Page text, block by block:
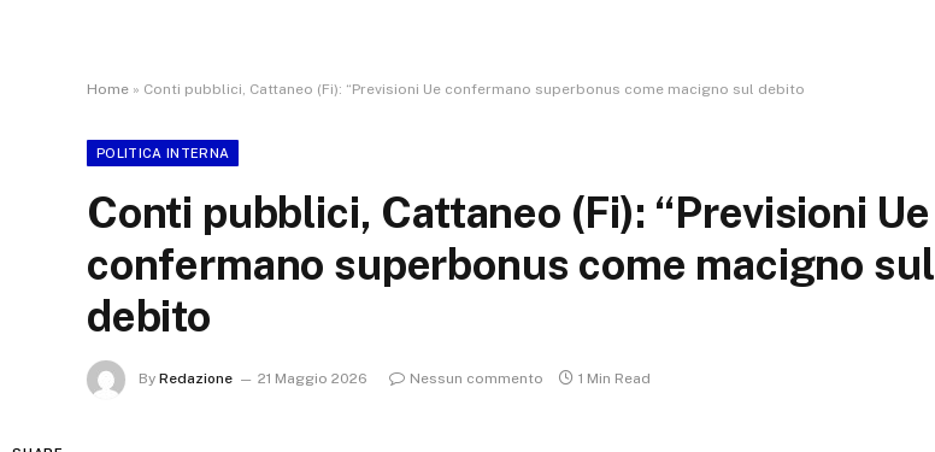
Home » Conti pubblici, Cattaneo (Fi): “Previsioni Ue confermano superbonus come macigno sul debito
POLITICA INTERNA
Conti pubblici, Cattaneo (Fi): “Previsioni Ue
confermano superbonus come macigno sul
debito
By Redazione 21 Maggio 2026 Nessun commento 1 Min Read